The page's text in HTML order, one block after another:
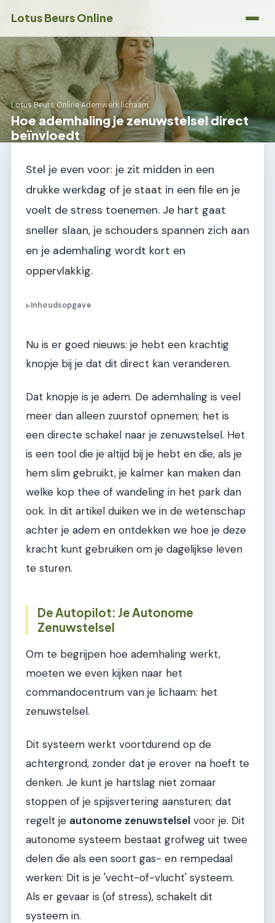
Lotus Beurs Online
Lotus Beurs Online›Ademwerk lichaam
Hoe ademhaling je zenuwstelsel direct
beïnvloedt
Stel je even voor: je zit midden in een
drukke werkdag of je staat in een file en je
voelt de stress toenemen. Je hart gaat
sneller slaan, je schouders spannen zich aan
en je ademhaling wordt kort en
oppervlakkig.
▶Inhoudsopgave
Nu is er goed nieuws: je hebt een krachtig
knopje bij je dat dit direct kan veranderen.
Dat knopje is je adem. De ademhaling is veel
meer dan alleen zuurstof opnemen; het is
een directe schakel naar je zenuwstelsel. Het
is een tool die je altijd bij je hebt en die, als je
hem slim gebruikt, je kalmer kan maken dan
welke kop thee of wandeling in het park dan
ook. In dit artikel duiken we in de wetenschap
achter je adem en ontdekken we hoe je deze
kracht kunt gebruiken om je dagelijkse leven
te sturen.
De Autopilot: Je Autonome
Zenuwstelsel
Om te begrijpen hoe ademhaling werkt,
moeten we even kijken naar het
commandocentrum van je lichaam: het
zenuwstelsel.
Dit systeem werkt voortdurend op de
achtergrond, zonder dat je erover na hoeft te
denken. Je kunt je hartslag niet zomaar
stoppen of je spijsvertering aansturen; dat
regelt je autonome zenuwstelsel voor je. Dit
autonome systeem bestaat grofweg uit twee
delen die als een soort gas- en rempedaal
werken: Dit is je 'vecht-of-vlucht' systeem.
Als er gevaar is (of stress), schakelt dit
systeem in.